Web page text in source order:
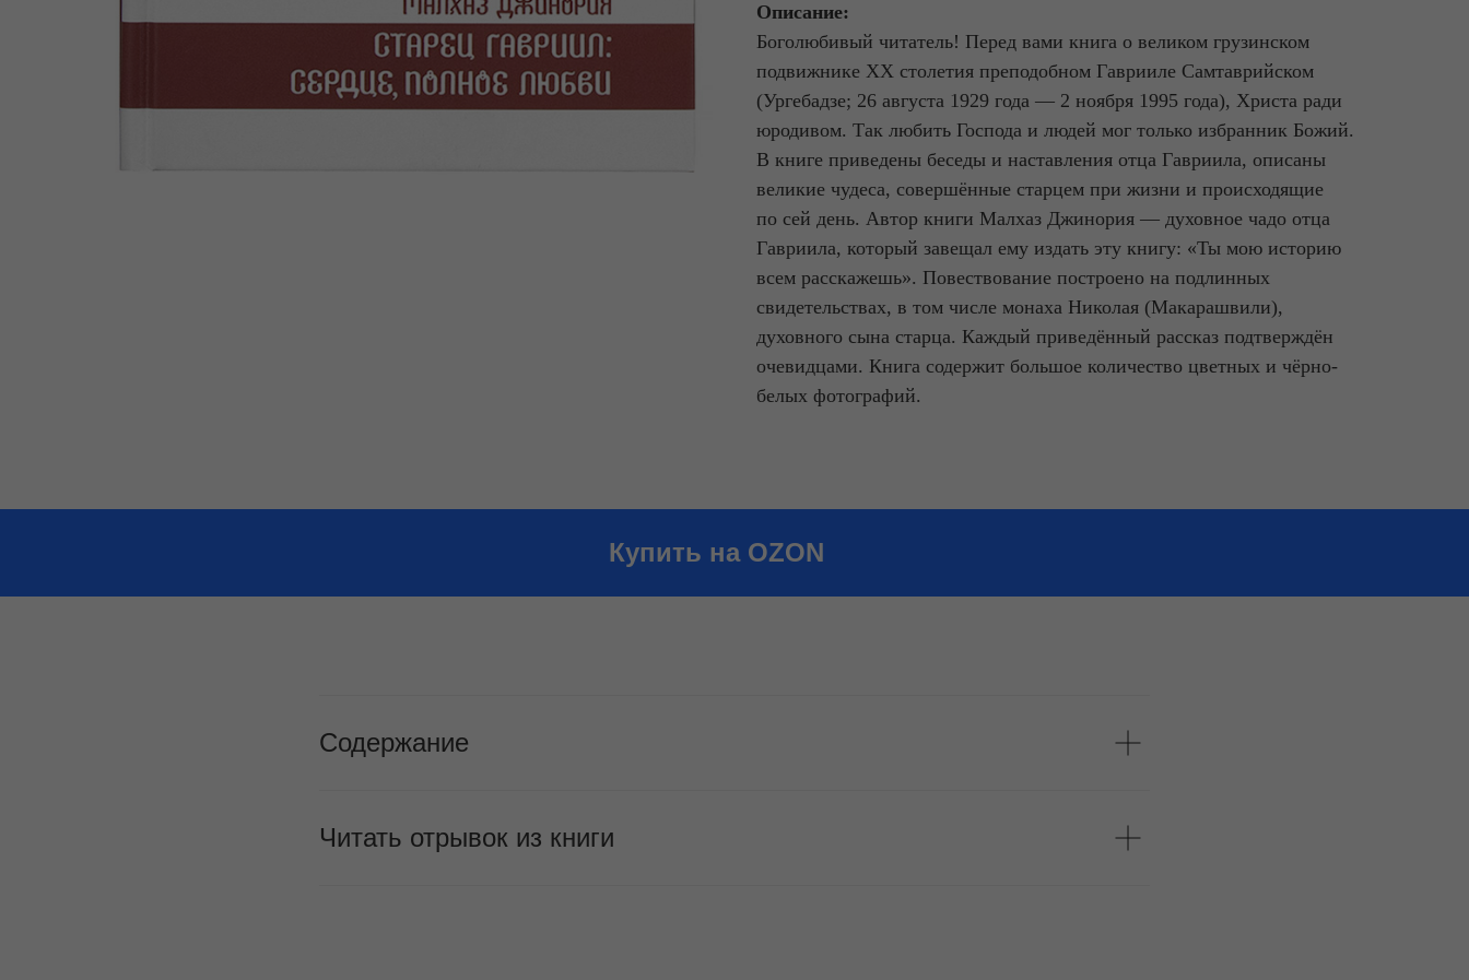
Описание:
Боголюбивый читатель! Перед вами книга о великом грузинском
подвижнике XX столетия преподобном Гаврииле Самтаврийском
(Ургебадзе; 26 августа 1929 года — 2 ноября 1995 года), Христа ради
юродивом. Так любить Господа и людей мог только избранник Божий.
В книге приведены беседы и наставления отца Гавриила, описаны
великие чудеса, совершённые старцем при жизни и происходящие
по сей день. Автор книги Малхаз Джинория — духовное чадо отца
Гавриила, который завещал ему издать эту книгу: «Ты мою историю
всем расскажешь». Повествование построено на подлинных
свидетельствах, в том числе монаха Николая (Макарашвили),
духовного сына старца. Каждый приведённый рассказ подтверждён
очевидцами. Книга содержит большое количество цветных и чёрно-
белых фотографий.
Купить на OZON
Содержание
Читать отрывок из книги